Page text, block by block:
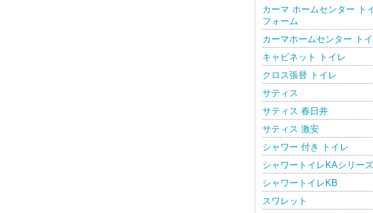
カーマ ホームセンター ト
フォーム
カーマホームセンター ト
キャビネット トイレ
クロス張替 トイレ
サティス
サティス 春日井
サティス 激安
シャワー 付き トイレ
シャワートイレKAシリーズ
シャワートイレKB
スワレット